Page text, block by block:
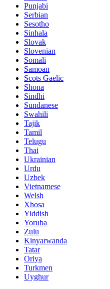
Punjabi
Serbian
Sesotho
Sinhala
Slovak
Slovenian
Somali
Samoan
Scots Gaelic
Shona
Sindhi
Sundanese
Swahili
Tajik
Tamil
Telugu
Thai
Ukrainian
Urdu
Uzbek
Vietnamese
Welsh
Xhosa
Yiddish
Yoruba
Zulu
Kinyarwanda
Tatar
Oriya
Turkmen
Uyghur